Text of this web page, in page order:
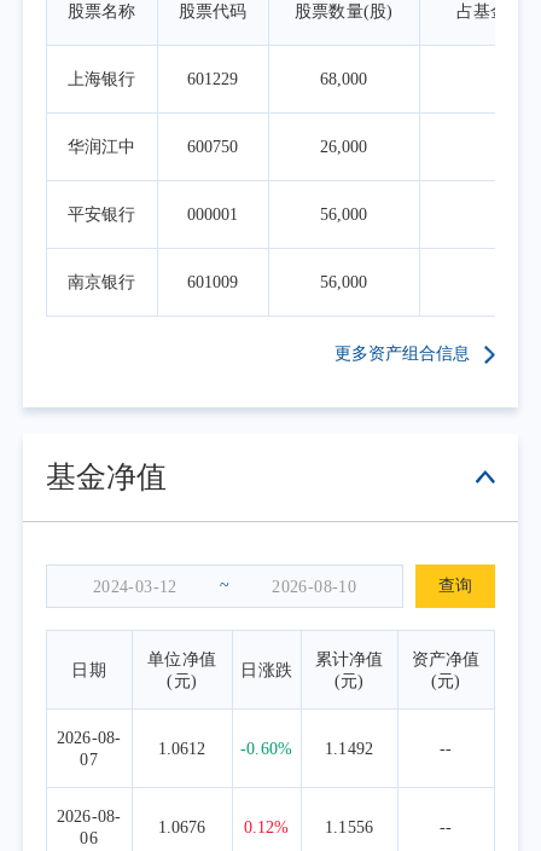
股票名称 股票代码 股票数量(股) 占基金资
上海银行 601229 68,000
华润江中 600750 26,000
平安银行 000001 56,000
南京银行 601009 56,000
更多资产组合信息
基金净值
~ 查询
日期
单位净值
(元)
日涨跌
累计净值
(元)
资产净值
(元)
2026-08-
07
1.0612 -0.60% 1.1492 --
2026-08-
06
1.0676 0.12% 1.1556 --